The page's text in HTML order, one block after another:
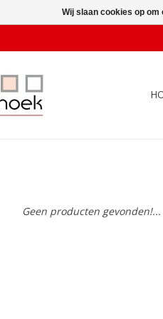
Geen producten gevonden!...
Wij slaan cookies op